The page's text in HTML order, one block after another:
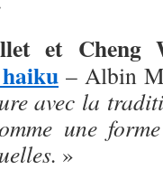
et
– Albin
avec la
une
»